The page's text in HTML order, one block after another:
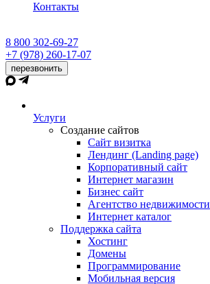
Контакты
8 800 302-69-27
+7 (978) 260-17-07
перезвонить
Услуги
Создание сайтов
Сайт визитка
Лендинг (Landing page)
Корпоративный сайт
Интернет магазин
Бизнес сайт
Агентство недвижимости
Интернет каталог
Поддержка сайта
Хостинг
Домены
Программирование
Мобильная версия